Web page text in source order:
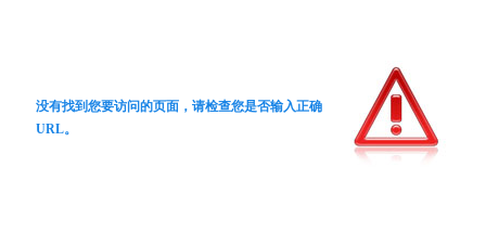
没有找到您要访问的页面，请检查您是否输入正确
URL。